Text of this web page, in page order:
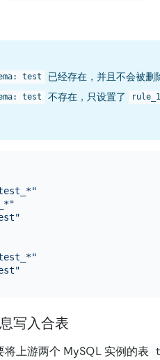
test 已经存在，并且不会被删
test 不存在，只设置了 rule_1
写入合表
上游两个 MySQL 实例的表